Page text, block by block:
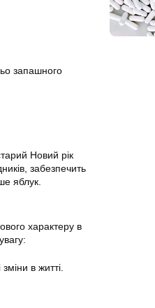
запашного
Новий рік
забезпечить
яблук.
характеру в
в житті.